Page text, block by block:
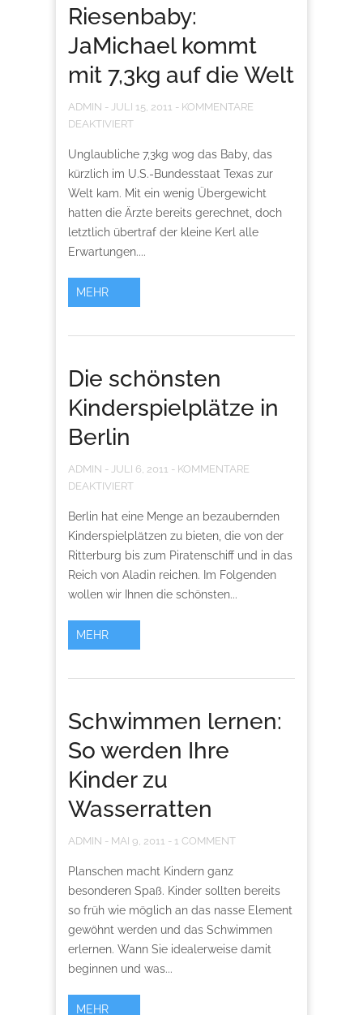
Riesenbaby:
JaMichael kommt
mit 7,3kg auf die Welt
ADMIN - JULI 15, 2011 - KOMMENTARE
DEAKTIVIERT
Unglaubliche 7,3kg wog das Baby, das
kürzlich im U.S.-Bundesstaat Texas zur
Welt kam. Mit ein wenig Übergewicht
hatten die Ärzte bereits gerechnet, doch
letztlich übertraf der kleine Kerl alle
Erwartungen....
MEHR
Die schönsten
Kinderspielplätze in
Berlin
ADMIN - JULI 6, 2011 - KOMMENTARE
DEAKTIVIERT
Berlin hat eine Menge an bezaubernden
Kinderspielplätzen zu bieten, die von der
Ritterburg bis zum Piratenschiff und in das
Reich von Aladin reichen. Im Folgenden
wollen wir Ihnen die schönsten...
MEHR
Schwimmen lernen:
So werden Ihre
Kinder zu
Wasserratten
ADMIN - MAI 9, 2011 - 1 COMMENT
Planschen macht Kindern ganz
besonderen Spaß. Kinder sollten bereits
so früh wie möglich an das nasse Element
gewöhnt werden und das Schwimmen
erlernen. Wann Sie idealerweise damit
beginnen und was...
MEHR